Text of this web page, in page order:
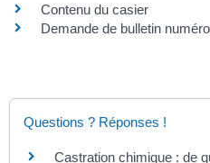
Contenu du casier
Demande de bulletin
Questions ? Réponses !
Castration chimique : de